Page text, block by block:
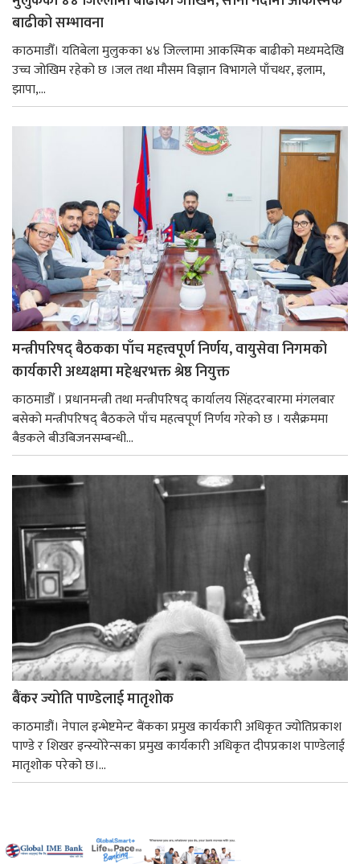
बाढीको सम्भावना
काठमाडौँ। यतिबेला मुलुकका ४४ जिल्लामा आकस्मिक बाढीको मध्यमदेखि
उच्च जोखिम रहेको छ ।जल तथा मौसम विज्ञान विभागले पाँचथर, इलाम,
झापा,...
मन्त्रीपरिषद् बैठकका पाँच महत्त्वपूर्ण निर्णय, वायुसेवा निगमको
कार्यकारी अध्यक्षमा महेश्वरभक्त श्रेष्ठ नियुक्त
काठमाडौँ । प्रधानमन्त्री तथा मन्त्रीपरिषद् कार्यालय सिंहदरबारमा मंगलबार
बसेको मन्त्रीपरिषद् बैठकले पाँच महत्वपूर्ण निर्णय गरेको छ । यसैक्रममा
बैडकले बीउबिजनसम्बन्धी...
बैंकर ज्योति पाण्डेलाई मातृशोक
काठमाडौं। नेपाल इन्भेष्टमेन्ट बैंकका प्रमुख कार्यकारी अधिकृत ज्योतिप्रकाश
पाण्डे र शिखर इन्स्योरेन्सका प्रमुख कार्यकारी अधिकृत दीपप्रकाश पाण्डेलाई
मातृशोक परेको छ।...